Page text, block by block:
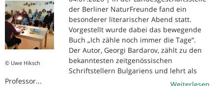
© Uwe Hiksch
der Berliner NaturFreunde fand ein
besonderer literarischer Abend statt.
Vorgestellt wurde dabei das bewegende
Buch „Ich zähle noch immer die Tage“.
Der Autor, Georgi Bardarov, zählt zu den
bekanntesten zeitgenössischen
Schriftstellern Bulgariens und lehrt als
Professor...
Weiterlesen